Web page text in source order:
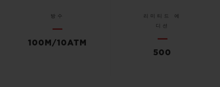
방수
100M/10ATM
리미티드 에
디션
500